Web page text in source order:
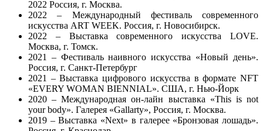
2022 Россия, г. Москва.
2022 – Международный фестиваль современного
искусства ART WEEK. Россия, г. Новосибирск.
2022 – Выставка современного искусства LOVE.
Москва, г. Томск.
2021 – Фестиваль наивного искусства «Новый день».
Россия, г. Санкт-Петербург
2021 – Выставка цифрового искусства в формате NFT
«EVERY WOMAN BIENNIAL». США, г. Нью-Йорк
2020 – Международная он-лайн выставка «This is not
your body». Галерея «Gallarty», Россия, г. Москва.
2019 – Выставка «Next» в галерее «Бронзовая лошадь».